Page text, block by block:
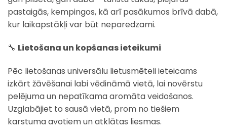
pastaigās, kempingos, kā arī pasākumos brīvā dabā,
kur laikapstākļi var būt neparedzami.
🔧 Lietošana un kopšanas ieteikumi
Pēc lietošanas universālu lietusmēteli ieteicams
izkārt žāvēšanai labi vēdināmā vietā, lai novērstu
pelējuma un nepatīkama aromāta veidošanos.
Uzglabājiet to sausā vietā, prom no tiešiem
karstuma avotiem un atklātas liesmas.